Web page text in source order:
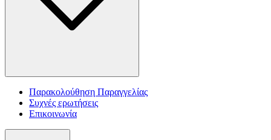
Παρακολούθηση Παραγγελίας
Συχνές ερωτήσεις
Επικοινωνία